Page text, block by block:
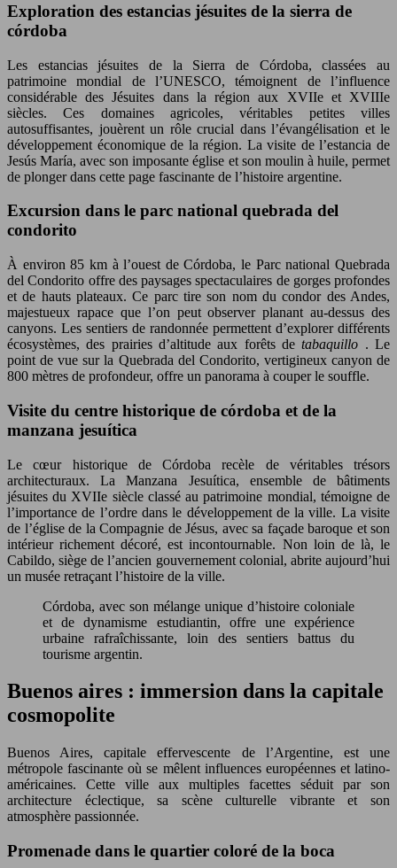
Exploration des estancias jésuites de la sierra de
córdoba
Les estancias jésuites de la Sierra de Córdoba, classées au
patrimoine mondial de l’UNESCO, témoignent de l’influence
considérable des Jésuites dans la région aux XVIIe et XVIIIe
siècles. Ces domaines agricoles, véritables petites villes
autosuffisantes, jouèrent un rôle crucial dans l’évangélisation et le
développement économique de la région. La visite de l’estancia de
Jesús María, avec son imposante église et son moulin à huile, permet
de plonger dans cette page fascinante de l’histoire argentine.
Excursion dans le parc national quebrada del
condorito
À environ 85 km à l’ouest de Córdoba, le Parc national Quebrada
del Condorito offre des paysages spectaculaires de gorges profondes
et de hauts plateaux. Ce parc tire son nom du condor des Andes,
majestueux rapace que l’on peut observer planant au-dessus des
canyons. Les sentiers de randonnée permettent d’explorer différents
écosystèmes, des prairies d’altitude aux forêts detabaquillo . Le
point de vue sur la Quebrada del Condorito, vertigineux canyon de
800 mètres de profondeur, offre un panorama à couper le souffle.
Visite du centre historique de córdoba et de la
manzana jesuítica
Le cœur historique de Córdoba recèle de véritables trésors
architecturaux. La Manzana Jesuítica, ensemble de bâtiments
jésuites du XVIIe siècle classé au patrimoine mondial, témoigne de
l’importance de l’ordre dans le développement de la ville. La visite
de l’église de la Compagnie de Jésus, avec sa façade baroque et son
intérieur richement décoré, est incontournable. Non loin de là, le
Cabildo, siège de l’ancien gouvernement colonial, abrite aujourd’hui
un musée retraçant l’histoire de la ville.
Córdoba, avec son mélange unique d’histoire coloniale
et de dynamisme estudiantin, offre une expérience
urbaine rafraîchissante, loin des sentiers battus du
tourisme argentin.
Buenos aires : immersion dans la capitale
cosmopolite
Buenos Aires, capitale effervescente de l’Argentine, est une
métropole fascinante où se mêlent influences européennes et latino-
américaines. Cette ville aux multiples facettes séduit par son
architecture éclectique, sa scène culturelle vibrante et son
atmosphère passionnée.
Promenade dans le quartier coloré de la boca